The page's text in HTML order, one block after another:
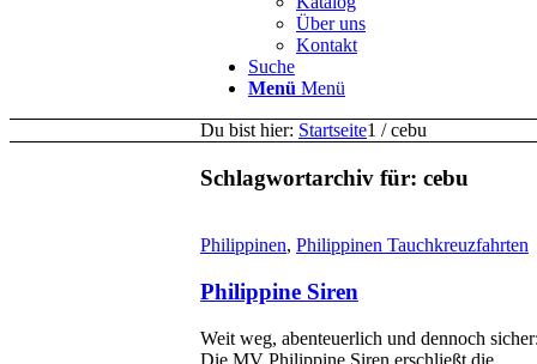
Über uns
Kontakt
Suche
Menü Menü
Du bist hier: Startseite1 / cebu
Schlagwortarchiv für: cebu
Philippinen, Philippinen Tauchkreuzfahrten
Philippine Siren
Weit weg, abenteuerlich und dennoch sicher:
Die MV Philippine Siren erschließt die